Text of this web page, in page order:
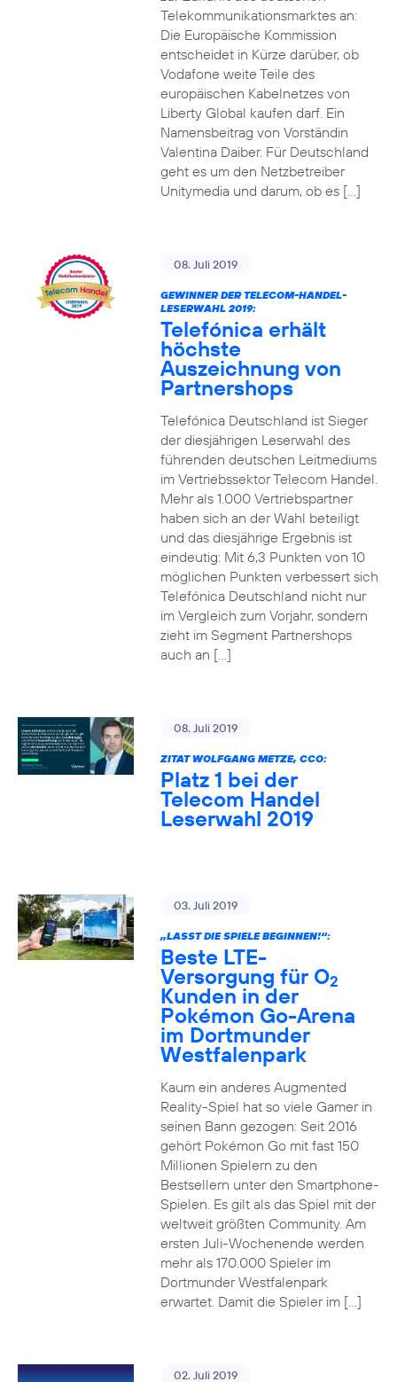
Telekommunikationsmarktes an:
Die Europäische Kommission
entscheidet in Kürze darüber, ob
Vodafone weite Teile des
europäischen Kabelnetzes von
Liberty Global kaufen darf. Ein
Namensbeitrag von Vorständin
Valentina Daiber. Für Deutschland
geht es um den Netzbetreiber
Unitymedia und darum, ob es […]
08. Juli 2019
GEWINNER DER TELECOM-HANDEL-
LESERWAHL 2019:
Telefónica erhält
höchste
Auszeichnung von
Partnershops
Telefónica Deutschland ist Sieger
der diesjährigen Leserwahl des
führenden deutschen Leitmediums
im Vertriebssektor Telecom Handel.
Mehr als 1.000 Vertriebspartner
haben sich an der Wahl beteiligt
und das diesjährige Ergebnis ist
eindeutig: Mit 6,3 Punkten von 10
möglichen Punkten verbessert sich
Telefónica Deutschland nicht nur
im Vergleich zum Vorjahr, sondern
zieht im Segment Partnershops
auch an […]
08. Juli 2019
ZITAT WOLFGANG METZE, CCO:
Platz 1 bei der
Telecom Handel
Leserwahl 2019
03. Juli 2019
„LASST DIE SPIELE BEGINNEN!“:
Beste LTE-
Versorgung für O2
Kunden in der
Pokémon Go-Arena
im Dortmunder
Westfalenpark
Kaum ein anderes Augmented
Reality-Spiel hat so viele Gamer in
seinen Bann gezogen: Seit 2016
gehört Pokémon Go mit fast 150
Millionen Spielern zu den
Bestsellern unter den Smartphone-
Spielen. Es gilt als das Spiel mit der
weltweit größten Community. Am
ersten Juli-Wochenende werden
mehr als 170.000 Spieler im
Dortmunder Westfalenpark
erwartet. Damit die Spieler im […]
02. Juli 2019